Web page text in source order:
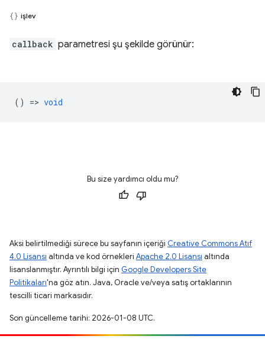
işlev
callback parametresi şu şekilde görünür:
() => void
Bu size yardımcı oldu mu?
Aksi belirtilmediği sürece bu sayfanın içeriği Creative Commons Atıf
4.0 Lisansı altında ve kod örnekleri Apache 2.0 Lisansı altında
lisanslanmıştır. Ayrıntılı bilgi için Google Developers Site
Politikaları'na göz atın. Java, Oracle ve/veya satış ortaklarının
tescilli ticari markasıdır.
Son güncelleme tarihi: 2026-01-08 UTC.